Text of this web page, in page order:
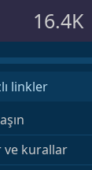
16.4K
linkler
ve kurallar